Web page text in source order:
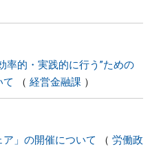
率的・実践的に行う”ための
て
経営金融課
ア」の開催について
労働政